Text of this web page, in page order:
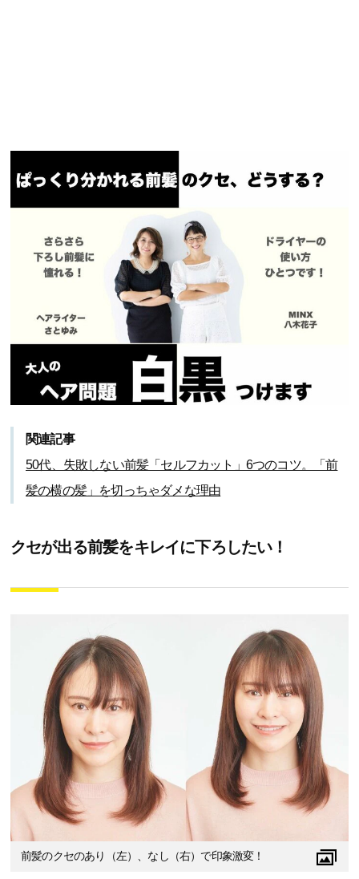
関連記事
50代、失敗しない前髪「セルフカット」6つのコツ。「前
髪の横の髪」を切っちゃダメな理由
クセが出る前髪をキレイに下ろしたい！
前髪のクセのあり（左）、なし（右）で印象激変！